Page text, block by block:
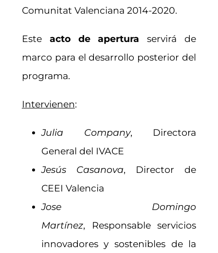
Comunitat Valenciana 2014-2020.
Este acto de apertura servirá de
marco para el desarrollo posterior del
programa.
Intervienen:
Julia Company, Directora
General del IVACE
Jesús Casanova, Director de
CEEI Valencia
Jose Domingo
Martínez, Responsable servicios
innovadores y sostenibles de la